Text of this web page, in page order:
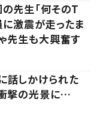
先生「何そのT
に激震が走ったま
先生も大興奮す
しかけられた
撃の光景に…